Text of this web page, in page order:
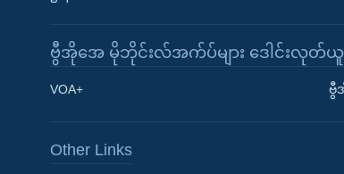
Learning English
ဗွီအိုအေ မိုဘိုင်းလ်အက်ပ်များ ဒေါင်းလုတ်ယူ
VOA+ ဗွီ
Other Links